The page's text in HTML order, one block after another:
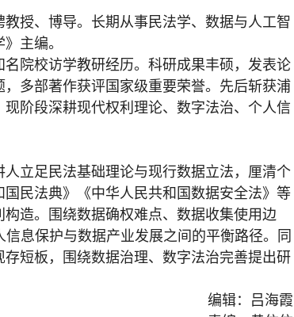
授、博导。长期从事民法学、数据与人工智
主编。
院校访学教研经历。科研成果丰硕，发表论
多部著作获评国家级重要荣誉。先后斩获浦
阶段深耕现代权利理论、数字法治、个人信
立足民法基础理论与现行数据立法，厘清个
民法典》《中华人民共和国数据安全法》等
造。围绕数据确权难点、数据收集使用边
息保护与数据产业发展之间的平衡路径。同
短板，围绕数据治理、数字法治完善提出研
编辑：吕海霞